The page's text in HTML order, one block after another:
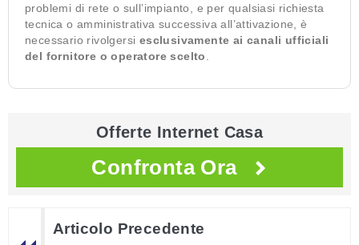
problemi di rete o sull’impianto, e per qualsiasi richiesta
tecnica o amministrativa successiva all’attivazione, è
necessario rivolgersi esclusivamente ai canali ufficiali
del fornitore o operatore scelto
Offerte Internet Casa
Confronta Ora
Articolo Precedente